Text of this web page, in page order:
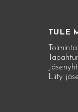
TULE
Toiminta
Liity